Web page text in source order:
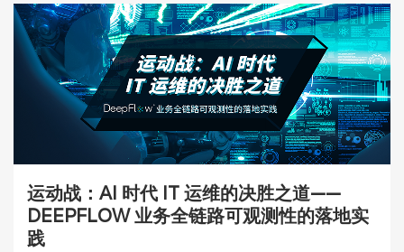
运动战：AI 时代 IT 运维的决胜之道——
DEEPFLOW 业务全链路可观测性的落地实
践